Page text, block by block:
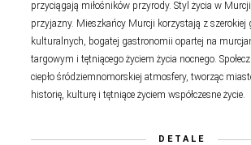
przyciągają miłośników przyrody. Styl życia w
przyjazny. Mieszkańcy Murcji korzystają z szerokiej
kulturalnych, bogatej gastronomii opartej na
targowym i tętniącego życiem życia nocnego.
ciepło śródziemnomorskiej atmosfery, tworząc
historię, kulturę i tętniące życiem współczesne życie.
DETALE